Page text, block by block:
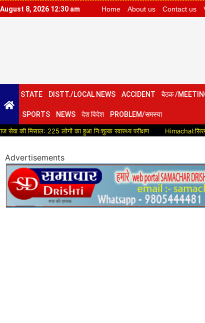
August 8, 2026 12:30 am Home About us Contact us
STATE DISTT./LOCAL NEWS ACCIDENT बैठक /
SPORTS NEWS देश विदेश PROBLEM/समस्या
225 लोगों का हुआ निःशुल्क स्वास्थ्य परीक्षण Himachal:सिरमौर में सड़क
Advertisements